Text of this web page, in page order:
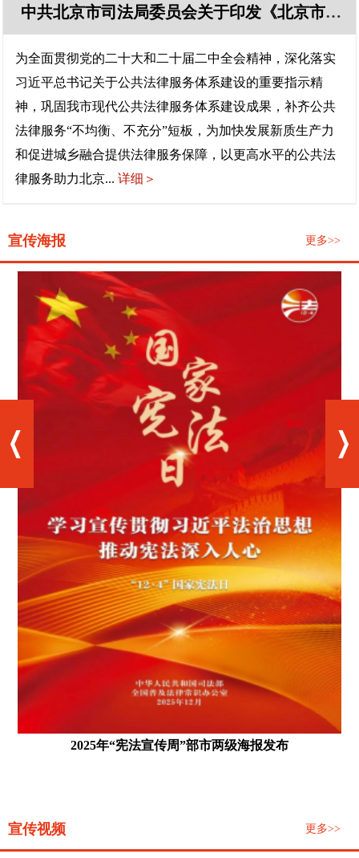
中共北京市司法局委员会关于印发《北京市司法局关于深入推进公共法律服务均衡发展的若干措施》的通知
为全面贯彻党的二十大和二十届二中全会精神，深化落实
习近平总书记关于公共法律服务体系建设的重要指示精
神，巩固我市现代公共法律服务体系建设成果，补齐公共
法律服务“不均衡、不充分”短板，为加快发展新质生产力
和促进城乡融合提供法律服务保障，以更高水平的公共法
律服务助力北京...详细＞
宣传海报 更多>>
2025年“宪法宣传周”部市两级海报发布
宣传视频 更多>>